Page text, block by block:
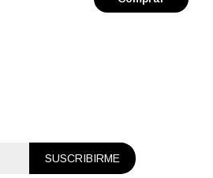
SUSCRIBIRME